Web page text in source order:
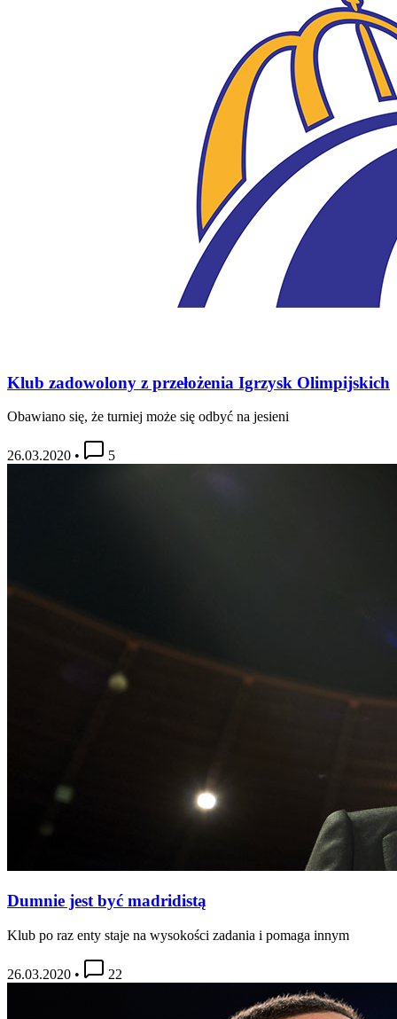
Klub zadowolony z przełożenia Igrzysk Olimpijskich
Obawiano się, że turniej może się odbyć na jesieni
26.03.2020 • 5
Dumnie jest być madridistą
Klub po raz enty staje na wysokości zadania i pomaga innym
26.03.2020 • 22